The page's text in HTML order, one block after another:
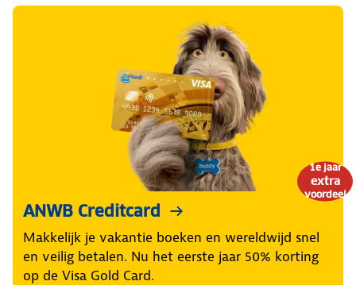
1e jaar
extra
voordeel
ANWB Creditcard
Makkelijk je vakantie boeken en wereldwijd snel
en veilig betalen. Nu het eerste jaar 50% korting
op de Visa Gold Card.